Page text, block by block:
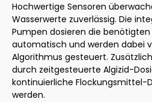
Hochwertige Sensoren
Wasserwerte zuverlässig. Die
Pumpen dosieren die
automatisch und werden dabei
Algorithmus gesteuert.
durch zeitgesteuerte Algizid-
kontinuierliche Flockungsmittel-
werden.